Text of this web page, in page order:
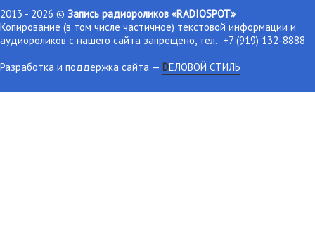
2013 - 2026 © Запись радиороликов «RADIOSPOT»
Копирование (в том числе частичное) текстовой информации и
аудиороликов с нашего сайта запрещено, тел.: +7 (919) 132-8888
Разработка и поддержка сайта — DЕЛОВОЙ СТИЛЬ